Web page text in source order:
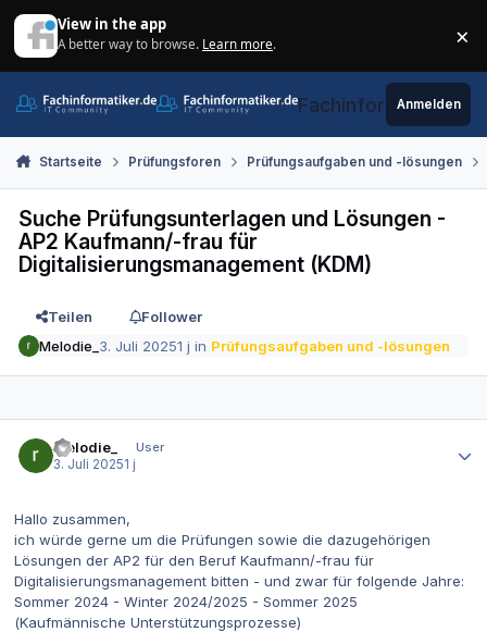
View in the app
A better way to browse. Learn more. ×
Fachinformatiker.de
Anmelden
Startseite Prüfungsforen Prüfungsaufgaben und -lösungen
Suche Prüfungsunterlagen und Lösungen -
AP2 Kaufmann/-frau für
Digitalisierungsmanagement (KDM)
Teilen
Follower
Melodie_ 3. Juli 20251 j in Prüfungsaufgaben und -lösungen
Melodie_
User
3. Juli 20251 j
Hallo zusammen,
ich würde gerne um die Prüfungen sowie die dazugehörigen
Lösungen der AP2 für den Beruf Kaufmann/-frau für
Digitalisierungsmanagement bitten - und zwar für folgende Jahre:
Sommer 2024 - Winter 2024/2025 - Sommer 2025
(Kaufmännische Unterstützungsprozesse)